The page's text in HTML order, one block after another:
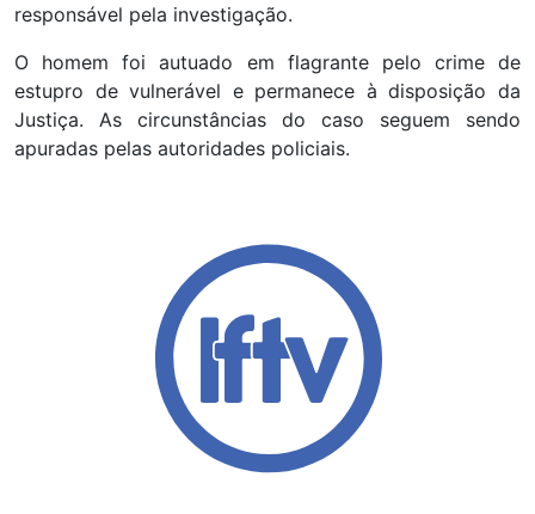
responsável pela investigação.
O homem foi autuado em flagrante pelo crime de
estupro de vulnerável e permanece à disposição da
Justiça. As circunstâncias do caso seguem sendo
apuradas pelas autoridades policiais.